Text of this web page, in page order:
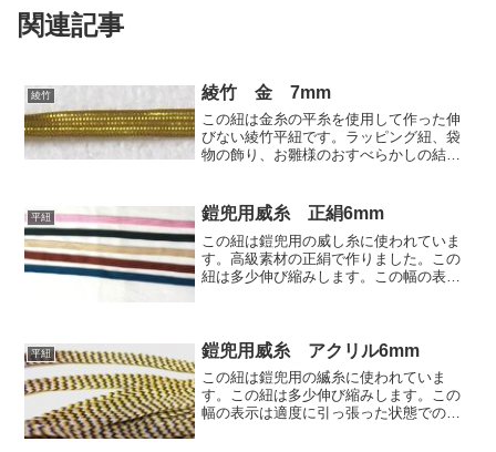
関連記事
綾竹 綾竹 金 7mm
この紐は金糸の平糸を使用して作った伸
びない綾竹平紐です。ラッピング紐、袋
物の飾り、お雛様のおすべらかしの結い
平紐 鎧兜用威糸 正絹6mm
この紐は鎧兜用の威し糸に使われていま
す。高級素材の正絹で作りました。この
紐は多少伸び縮みします。この幅の表示
絹...
平紐 鎧兜用威糸 アクリル6mm
この紐は鎧兜用の縅糸に使われていま
す。この紐は多少伸び縮みします。この
幅の表示は適度に引っ張った状態での